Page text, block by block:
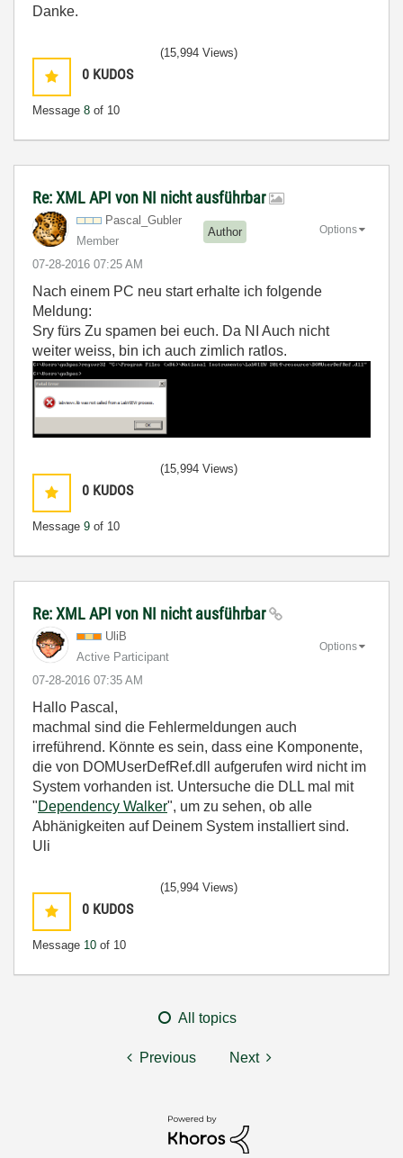
Danke.
0 KUDOS
Message 8 of 10
(15,994 Views)
Re: XML API von NI nicht ausführbar
Pascal_Gubler
Member
Author
‎07-28-2016 07:25 AM
Options
Nach einem PC neu start erhalte ich folgende
Meldung:
Sry fürs Zu spamen bei euch. Da NI Auch nicht
weiter weiss, bin ich auch zimlich ratlos.
0 KUDOS
Message 9 of 10
(15,994 Views)
Re: XML API von NI nicht ausführbar
UliB
Active Participant
‎07-28-2016 07:35 AM
Options
Hallo Pascal,
machmal sind die Fehlermeldungen auch
irreführend. Könnte es sein, dass eine Komponente,
die von DOMUserDefRef.dll aufgerufen wird nicht im
System vorhanden ist. Untersuche die DLL mal mit
"Dependency Walker", um zu sehen, ob alle
Abhänigkeiten auf Deinem System installiert sind.
Uli
0 KUDOS
Message 10 of 10
(15,994 Views)
All topics
Previous Next